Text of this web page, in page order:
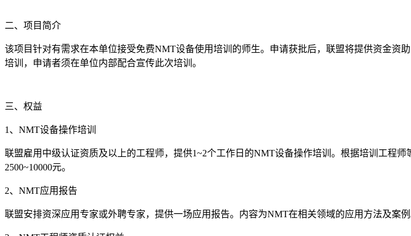
二、项目简介
该项目针对有需求在本单位接受免费NMT设备使用培训的师生。申请获批后，联盟将提供资金资
培训，申请者须在单位内部配合宣传此次培训。
三、权益
1、NMT设备操作培训
联盟雇用中级认证资质及以上的工程师，提供1~2个工作日的NMT设备操作培训。根据培训工程
2500~10000元。
2、NMT应用报告
联盟安排资深应用专家或外聘专家，提供一场应用报告。内容为NMT在相关领域的应用方法及案例